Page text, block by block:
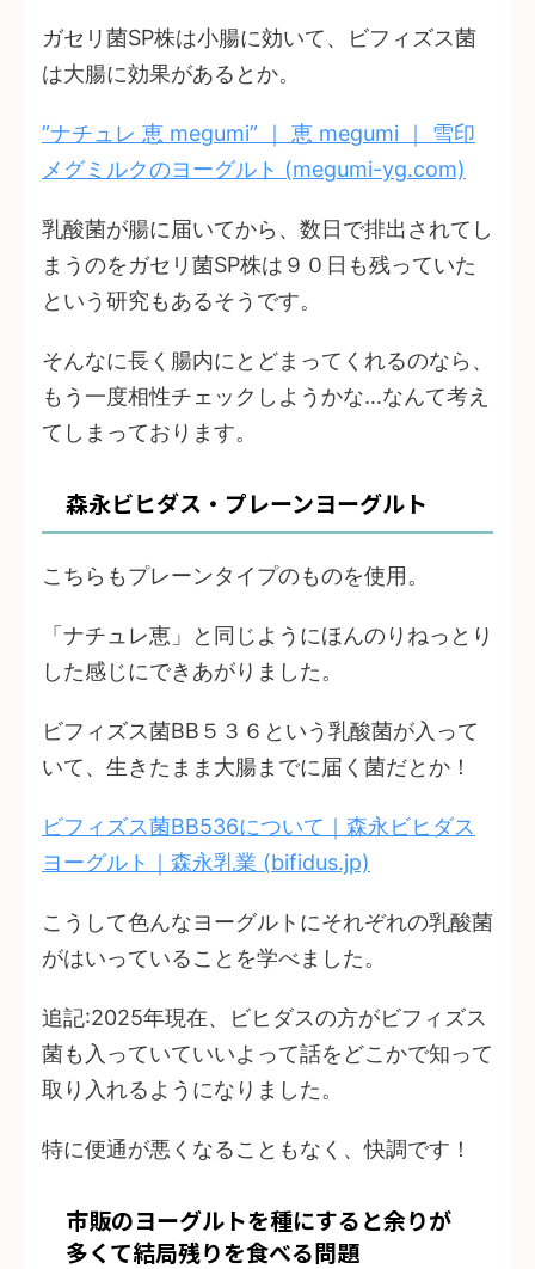
ガセリ菌SP株は小腸に効いて、ビフィズス菌
は大腸に効果があるとか。
”ナチュレ 恵 megumi” ｜ 恵 megumi ｜ 雪印
メグミルクのヨーグルト (megumi-yg.com)
乳酸菌が腸に届いてから、数日で排出されてし
まうのをガセリ菌SP株は９０日も残っていた
という研究もあるそうです。
そんなに長く腸内にとどまってくれるのなら、
もう一度相性チェックしようかな…なんて考え
てしまっております。
森永ビヒダス・プレーンヨーグルト
こちらもプレーンタイプのものを使用。
「ナチュレ恵」と同じようにほんのりねっとり
した感じにできあがりました。
ビフィズス菌BB５３６という乳酸菌が入って
いて、生きたまま大腸までに届く菌だとか！
ビフィズス菌BB536について｜森永ビヒダス
ヨーグルト｜森永乳業 (bifidus.jp)
こうして色んなヨーグルトにそれぞれの乳酸菌
がはいっていることを学べました。
追記:2025年現在、ビヒダスの方がビフィズス
菌も入っていていいよって話をどこかで知って
取り入れるようになりました。
特に便通が悪くなることもなく、快調です！
市販のヨーグルトを種にすると余りが
多くて結局残りを食べる問題